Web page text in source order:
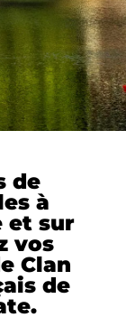
de
à
et sur
vos
Clan
de